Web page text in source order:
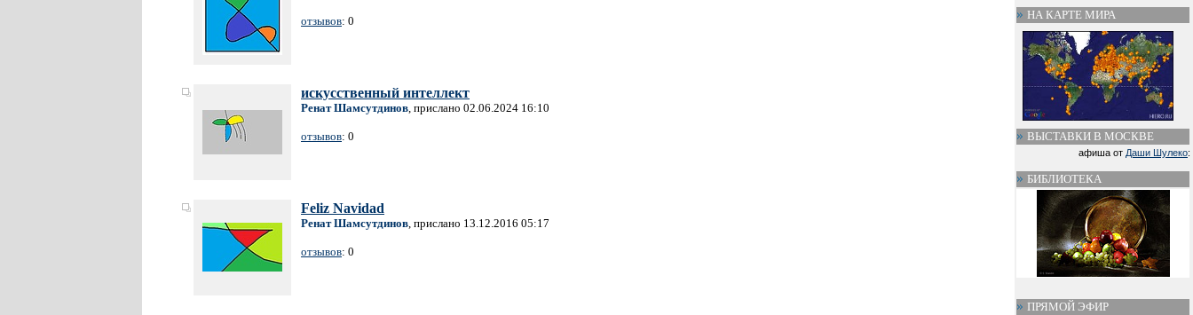
отзывов: 0
искусственный интеллект
Ренат Шамсутдинов, прислано 02.06.2024 16:10
отзывов: 0
Feliz Navidad
Ренат Шамсутдинов, прислано 13.12.2016 05:17
отзывов: 0
НА КАРТЕ МИРА
ВЫСТАВКИ В МОСКВЕ
афиша от Даши Шулеко:
БИБЛИОТЕКА
ПРЯМОЙ ЭФИР